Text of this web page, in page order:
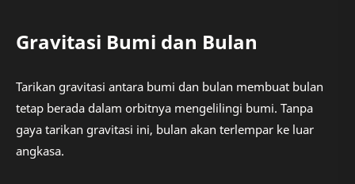
Gravitasi Bumi dan Bulan
Tarikan gravitasi antara bumi dan bulan membuat bulan
tetap berada dalam orbitnya mengelilingi bumi. Tanpa
gaya tarikan gravitasi ini, bulan akan terlempar ke luar
angkasa.